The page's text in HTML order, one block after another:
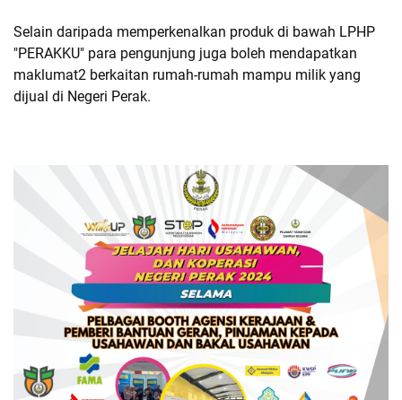
Selain daripada memperkenalkan produk di bawah LPHP
"PERAKKU" para pengunjung juga boleh mendapatkan
maklumat2 berkaitan rumah-rumah mampu milik yang
dijual di Negeri Perak.